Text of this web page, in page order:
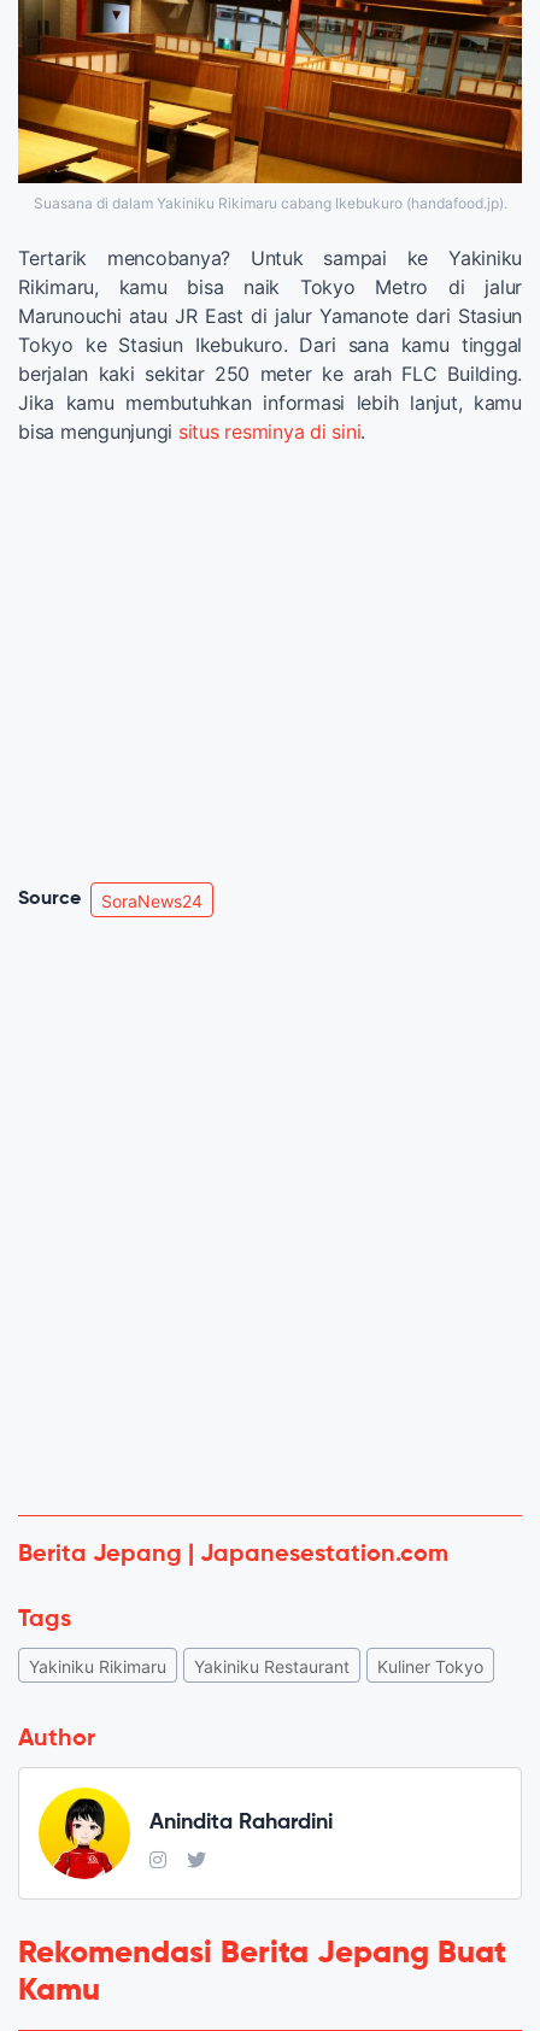
Suasana di dalam Yakiniku Rikimaru cabang Ikebukuro (handafood.jp).
Tertarik mencobanya? Untuk sampai ke Yakiniku
Rikimaru, kamu bisa naik Tokyo Metro di jalur
Marunouchi atau JR East di jalur Yamanote dari Stasiun
Tokyo ke Stasiun Ikebukuro. Dari sana kamu tinggal
berjalan kaki sekitar 250 meter ke arah FLC Building.
Jika kamu membutuhkan informasi lebih lanjut, kamu
bisa mengunjungi situs resminya di sini.
Source SoraNews24
Berita Jepang | Japanesestation.com
Tags
Yakiniku Rikimaru Yakiniku Restaurant Kuliner Tokyo
Author
Anindita Rahardini
Rekomendasi Berita Jepang Buat
Kamu